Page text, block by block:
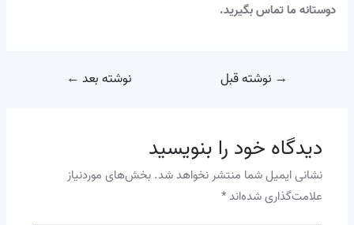
دوستانه ما تماس بگیرید.
→ نوشته قبل نوشته بعد ←
دیدگاه‌ خود را بنویسید
نشانی ایمیل شما منتشر نخواهد شد. بخش‌های موردنیاز
علامت‌گذاری شده‌اند*